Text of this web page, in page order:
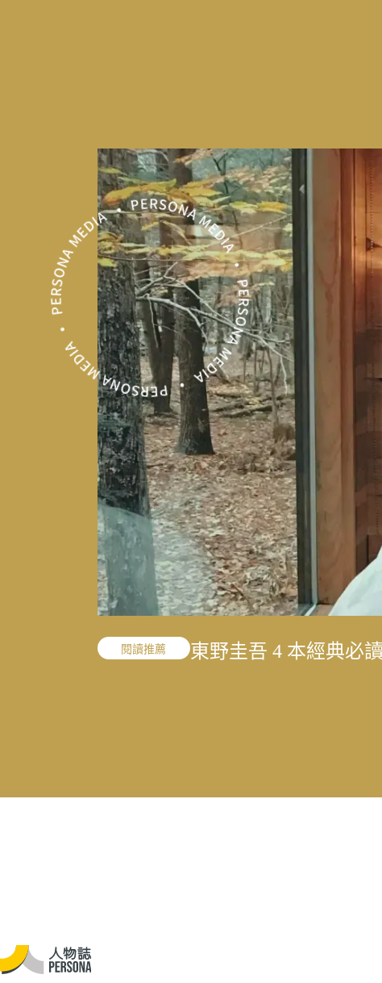
職人精神
「我的課題不是變成
閱讀推薦 東野圭吾 4 本經典必
職人精神
「我的課題不是變成